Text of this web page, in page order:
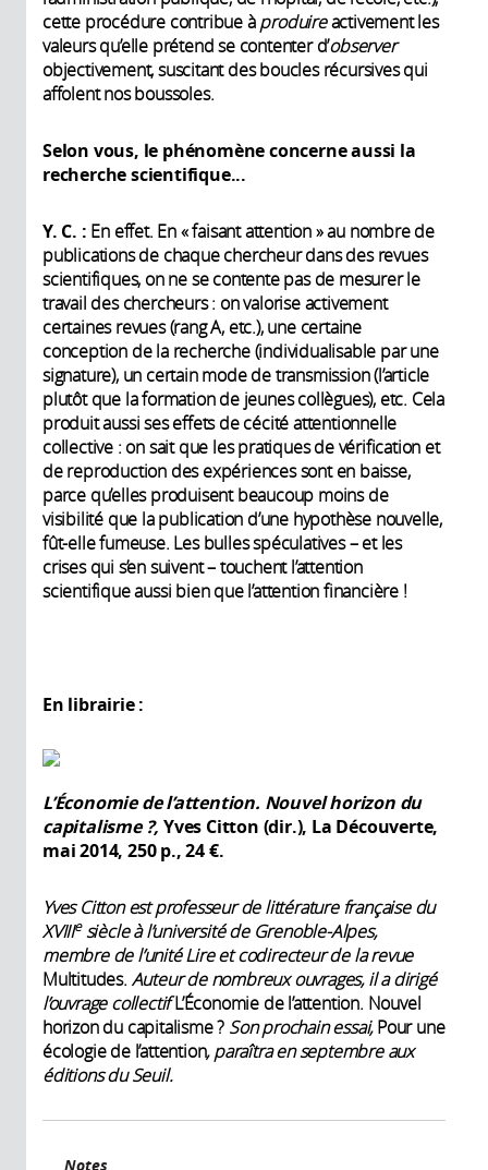
cette procédure contribue àproduireactivement les
valeurs qu’elle prétend se contenter d’observer
objectivement, suscitant des boucles récursives qui
affolent nos boussoles.
Selon vous, le phénomène concerne aussi la
recherche scientifique...
Y. C. : En effet. En « faisant attention » au nombre de
publications de chaque chercheur dans des revues
scientifiques, on ne se contente pas de mesurer le
travail des chercheurs : on valorise activement
certaines revues (rang A, etc.), une certaine
conception de la recherche (individualisable par une
signature), un certain mode de transmission (l’article
plutôt que la formation de jeunes collègues), etc. Cela
produit aussi ses effets de cécité attentionnelle
collective : on sait que les pratiques de vérification et
de reproduction des expériences sont en baisse,
parce qu’elles produisent beaucoup moins de
visibilité que la publication d’une hypothèse nouvelle,
fût-elle fumeuse. Les bulles spéculatives – et les
crises qui s’en suivent – touchent l’attention
scientifique aussi bien que l’attention financière !
En librairie :
L’Économie de l’attention. Nouvel horizon du
capitalisme ?, Yves Citton (dir.), La Découverte,
mai 2014, 250 p., 24 €.
Yves Citton est professeur de littérature française du
XVIIIesiècle à l’université de Grenoble-Alpes,
membre de l’unité Lire et codirecteur de la revue
Multitudes. Auteur de nombreux ouvrages, il a dirigé
l’ouvrage collectifL’Économie de l’attention. Nouvel
horizon du capitalisme ? Son prochain essai,Pour une
écologie de l’attention, paraîtra en septembre aux
éditions du Seuil.
Notes